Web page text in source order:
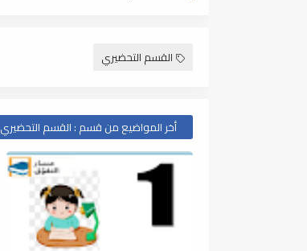
القسم التحضيري
أخر المواضيع من قسم : القسم التحضيري